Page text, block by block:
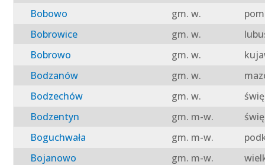
Bobowo
gm. w.
Bobrowice
gm. w.
Bobrowo
gm. w.
Bodzanów
gm. w.
Bodzechów
gm. w.
Bodzentyn
gm. m-w.
Boguchwała
gm. m-w.
Bojanowo
gm. m-w.